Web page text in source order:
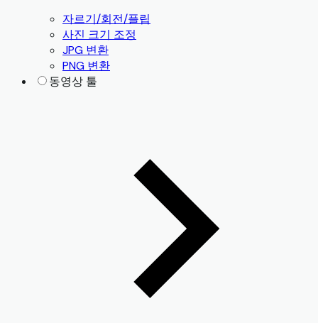
자르기/회전/플립
사진 크기 조정
JPG 변환
PNG 변환
동영상 툴